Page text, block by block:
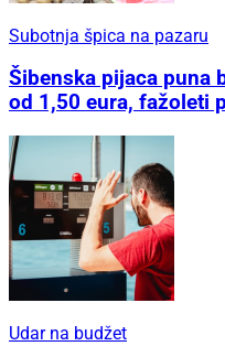
Subotnja špica na pazaru
Šibenska pijaca puna
od 1,50 eura, fažoleti
Udar na budžet